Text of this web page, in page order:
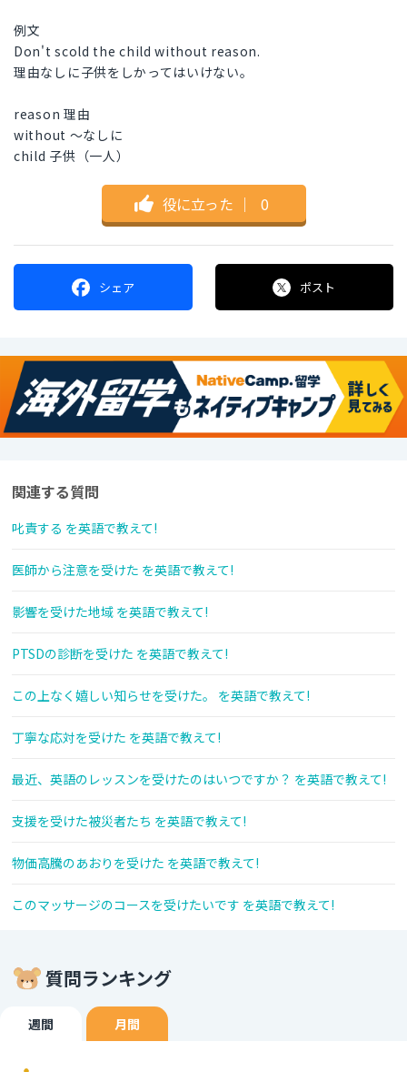
例文
Don't scold the child without reason.
理由なしに子供をしかってはいけない。
reason 理由
without ～なしに
child 子供（一人）
役に立った ｜ 0
シェア ポスト
関連する質問
叱責する を英語で教えて!
医師から注意を受けた を英語で教えて!
影響を受けた地域 を英語で教えて!
PTSDの診断を受けた を英語で教えて!
この上なく嬉しい知らせを受けた。 を英語で教えて!
丁寧な応対を受けた を英語で教えて!
最近、英語のレッスンを受けたのはいつですか？ を英語で教えて!
支援を受けた被災者たち を英語で教えて!
物価高騰のあおりを受けた を英語で教えて!
このマッサージのコースを受けたいです を英語で教えて!
質問ランキング
週間 月間